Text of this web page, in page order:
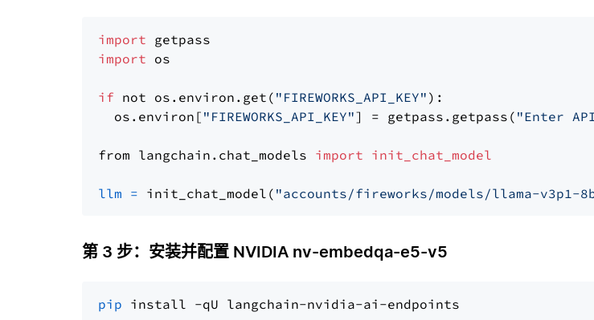
import
import os
if not os.environ.get( "FIREWORKS_API_KEY" ):
  os.environ[
"FIREWORKS_API_KEY"] = getpass.getpass( "Enter
from langchain.chat_models import init_chat_model
llm = init_chat_model( "accounts/fireworks/models/llama-v3p1-
第 3 步：安装并配置 NVIDIA nv-embedqa-e5-v5
pip